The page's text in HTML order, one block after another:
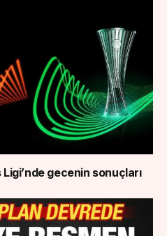
gecenin sonuçları